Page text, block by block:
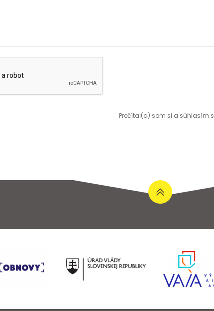
Prečítal(a) som si a súhlasím s